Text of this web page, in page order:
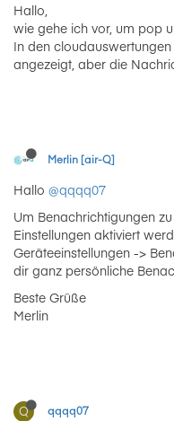
Hallo,
wie gehe ich vor, um pop
In den
angezeigt, aber die
Merlin [air-Q]
Hallo @qqqq07
Um Benachrichtigungen
Einstellungen aktiviert
Geräteeinstellungen ->
dir ganz persönliche
Beste Grüße
Merlin
Q qqqq07